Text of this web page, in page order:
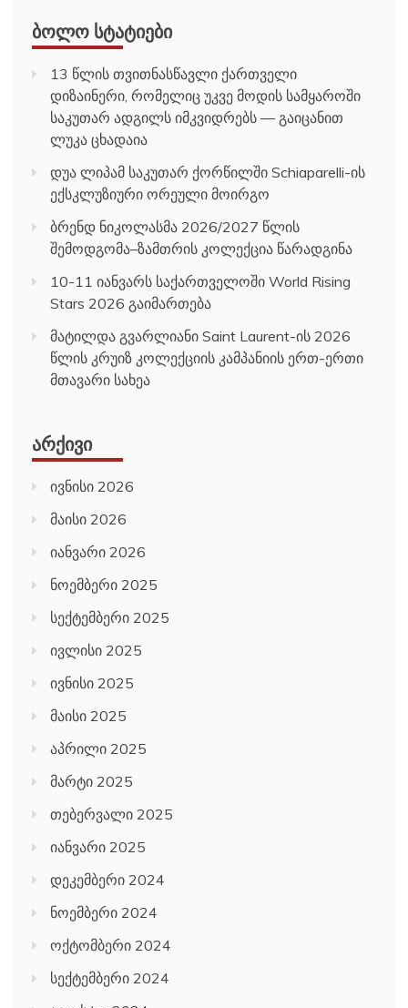
ᲑᲝᲚᲝ ᲡᲢᲐᲢᲘᲔᲑᲘ
13 წლის თვითნასწავლი ქართველი
დიზაინერი, რომელიც უკვე მოდის სამყაროში
საკუთარ ადგილს იმკვიდრებს — გაიცანით
ლუკა ცხადაია
დუა ლიპამ საკუთარ ქორწილში Schiaparelli-ის
ექსკლუზიური ორეული მოირგო
ბრენდ ნიკოლასმა 2026/2027 წლის
შემოდგომა–ზამთრის კოლექცია წარადგინა
10-11 იანვარს საქართველოში World Rising
Stars 2026 გაიმართება
მატილდა გვარლიანი Saint Laurent-ის 2026
წლის კრუიზ კოლექციის კამპანიის ერთ-ერთი
მთავარი სახეა
ᲐᲠᲥᲘᲕᲘ
ივნისი 2026
მაისი 2026
იანვარი 2026
ნოემბერი 2025
სექტემბერი 2025
ივლისი 2025
ივნისი 2025
მაისი 2025
აპრილი 2025
მარტი 2025
თებერვალი 2025
იანვარი 2025
დეკემბერი 2024
ნოემბერი 2024
ოქტომბერი 2024
სექტემბერი 2024